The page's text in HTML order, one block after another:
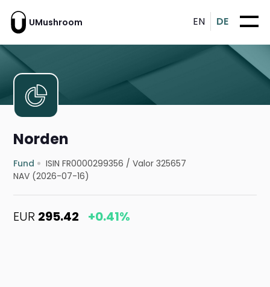
UMushroom EN DE
Norden
Fund ISIN FR0000299356 /Valor 325657
NAV (2026-07-16)
EUR 295.42 +0.41%